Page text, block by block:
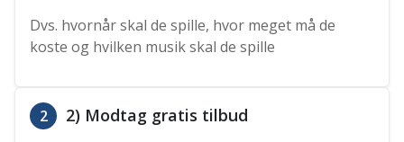
Dvs. hvornår skal de spille, hvor meget må de
koste og hvilken musik skal de spille
2 2) Modtag gratis tilbud